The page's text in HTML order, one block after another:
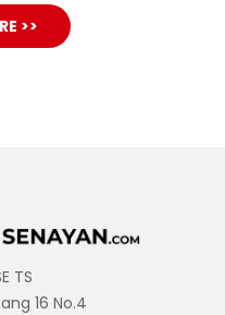
>>
TS
16 No.4